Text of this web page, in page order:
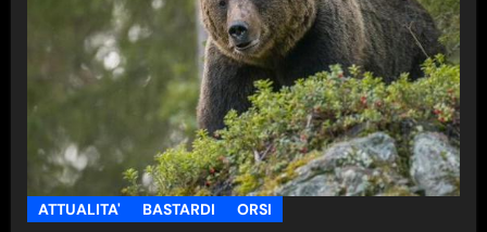
ATTUALITA' BASTARDI ORSI